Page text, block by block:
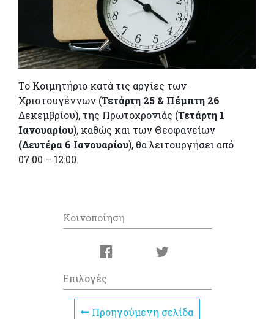
Το Κοιμητήριο κατά τις αργίες των
Χριστουγέννων (Τετάρτη 25 & Πέμπτη 26
Δεκεμβρίου), της Πρωτοχρονιάς (Τετάρτη 1
Ιανουαρίου), καθώς και των Θεοφανείων
(Δευτέρα 6 Ιανουαρίου), θα λειτουργήσει από
07:00 – 12:00.
Κοινοποίηση
Επιλογές
Προηγούμενη σελίδα